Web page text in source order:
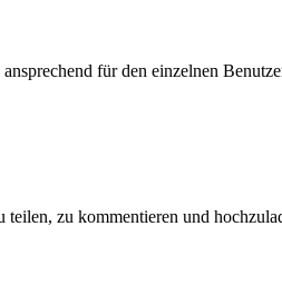
für den einzelnen
zu kommentieren und